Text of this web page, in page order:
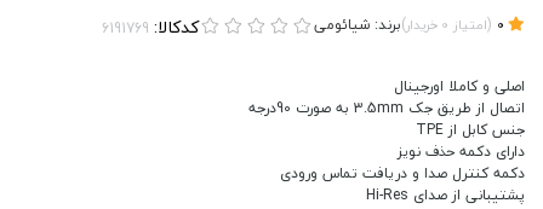
(امتیاز 0 خریدار)برند: شیائومی کدکالا:
اصلی و کاملا اورجینال
اتصال از طریق جک 3.5mm به صورت 90درجه
جنس کابل از TPE
دارای دکمه حذف نویز
دکمه کنترل صدا و دریافت تماس ورودی
پشتیبانی از صدای Hi-Res